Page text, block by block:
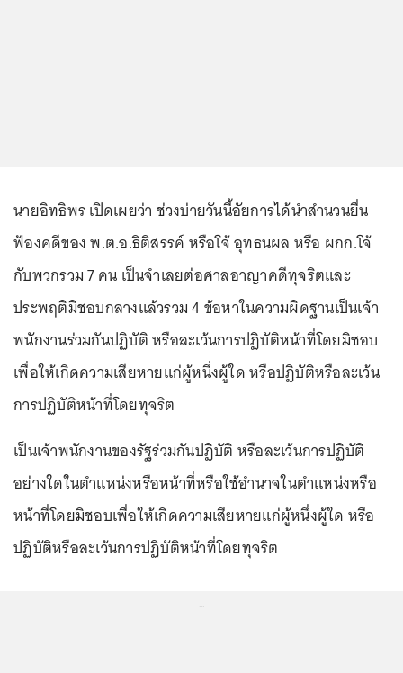
นายอิทธิพร เปิดเผยว่า ช่วงบ่ายวันนี้อัยการได้นำสำนวนยื่น
ฟ้องคดีของ พ.ต.อ.ธิติสรรค์ หรือโจ้ อุทธนผล หรือ ผกก.โจ้
กับพวกรวม 7 คน เป็นจำเลยต่อศาลอาญาคดีทุจริตและ
ประพฤติมิชอบกลางแล้วรวม 4 ข้อหาในความผิดฐานเป็นเจ้า
พนักงานร่วมกันปฏิบัติ หรือละเว้นการปฏิบัติหน้าที่โดยมิชอบ
เพื่อให้เกิดความเสียหายแก่ผู้หนึ่งผู้ใด หรือปฏิบัติหรือละเว้น
การปฏิบัติหน้าที่โดยทุจริต
เป็นเจ้าพนักงานของรัฐร่วมกันปฏิบัติ หรือละเว้นการปฏิบัติ
อย่างใดในตำแหน่งหรือหน้าที่หรือใช้อำนาจในตำแหน่งหรือ
หน้าที่โดยมิชอบเพื่อให้เกิดความเสียหายแก่ผู้หนึ่งผู้ใด หรือ
ปฏิบัติหรือละเว้นการปฏิบัติหน้าที่โดยทุจริต